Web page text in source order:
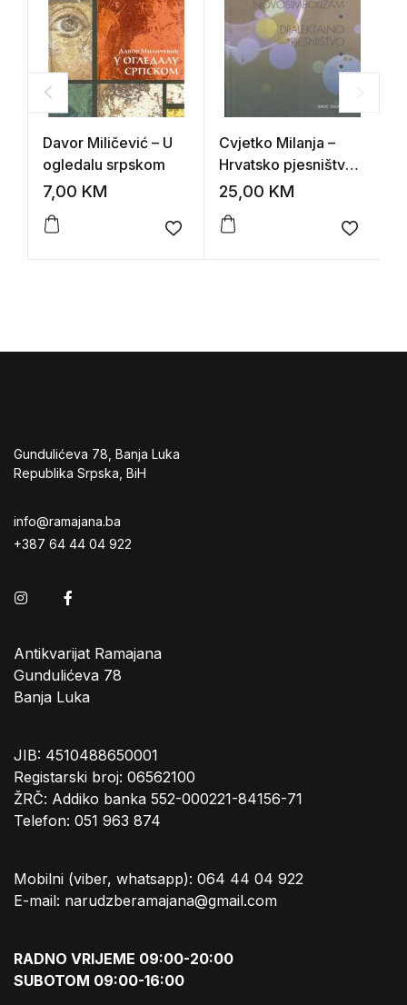
Davor Miličević – U
ogledalu srpskom
7,00 KM
Add to wishlist
Cvjetko Milanja –
Hrvatsko pjesništvo
1900.-1950. /
dijalektno pjesništvo
25,00 KM
Add to
Gundulićeva 78, Banja Luka
Republika Srpska, BiH
info@ramajana.ba
+387 64 44 04 922
Instagram
Antikvarijat Ramajana
Gundulićeva 78
Banja Luka
JIB: 4510488650001
Registarski broj: 06562100
ŽRČ: Addiko banka 552-000221-84156-71
Telefon: 051 963 874
Mobilni (viber, whatsapp): 064 44 04 922
E-mail: narudzberamajana@gmail.com
RADNO VRIJEME 09:00-20:00
SUBOTOM 09:00-16:00